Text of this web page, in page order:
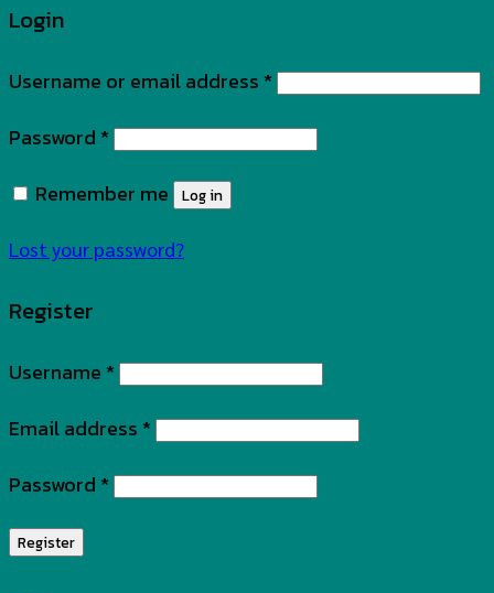
Login
Username or email address *
Password *
Remember me
Log in
Lost your password?
Register
Username *
Email address *
Password *
Register